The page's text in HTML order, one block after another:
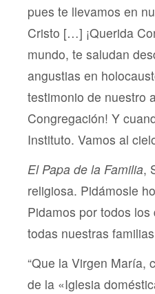
pues te llevamos en
Cristo […] ¡Querida
mundo, te saludan
angustias en
testimonio de nuestro
Congregación! Y
Instituto. Vamos al
El Papa de la Familia,
religiosa. Pidámosle
Pidamos por todos
todas nuestras
“Que la Virgen María,
de la «Iglesia